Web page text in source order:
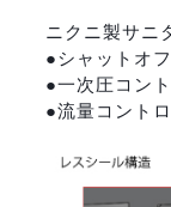
ニクニ製サニ
●シャット
●一次圧コン
●流量コント